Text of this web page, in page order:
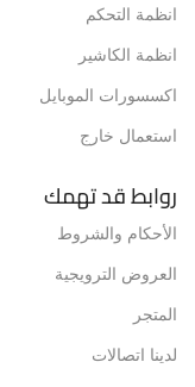
انظمة التحكم
انظمة الكاشير
اكسسورات الموبايل
استعمال خارج
روابط قد تهمك
الأحكام والشروط
العروض الترويجية
المتجر
لدينا اتصالات